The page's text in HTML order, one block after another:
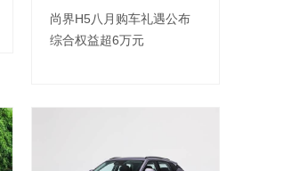
尚界H5八月购车礼遇公布
综合权益超6万元